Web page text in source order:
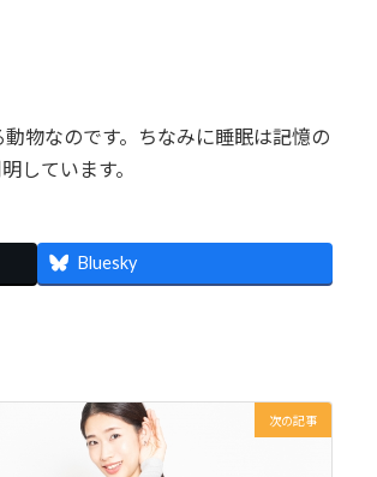
物なのです。ちなみに睡眠は記憶の
しています。
Bluesky
次の記事